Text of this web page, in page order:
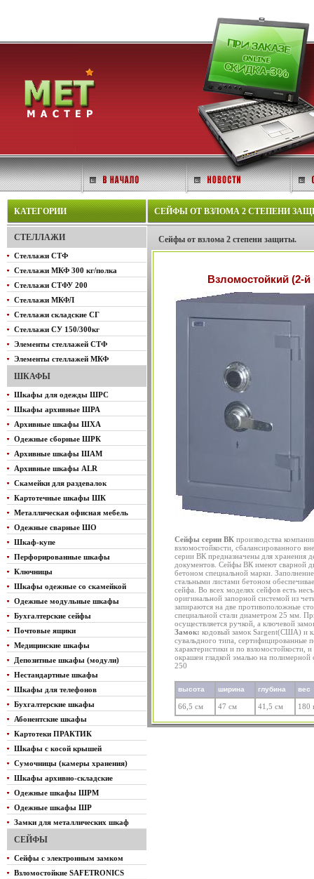
КАТЕГОРИИ
СТЕЛЛАЖИ
Стеллажи СТФ
Стеллажи МКФ 300 кг/полка
Стеллажи СТФУ 200
Стеллажи МКФЛ
Стеллажи складские СГ
Стеллажи СУ 150/300кг
Элементы стеллажей СТФ
Элементы стеллажей МКФ
ШКАФЫ
Шкафы для одежды ШРС
Шкафы архивные ШРА
Архивные шкафы ШХА
Одежные сборные ШРК
Архивные шкафы ШАМ
Архивные шкафы ALR
Скамейки для раздевалок
Картотечные шкафы ШК
Металлическая офисная мебель
Одежные сварные ШО
Шкаф-купе
Перфорированные шкафы
Ключницы
Шкафы одежные со скамейкой
Одежные модульные шкафы
Бухгалтерские сейфы
Почтовые ящики
Медицинские шкафы
Депозитные шкафы (модули)
Нестандартные шкафы
Шкафы для телефонов
Бухгалтерские шкафы
Абонентские шкафы
Картотеки ПРАКТИК
Шкафы с косой крышей
Сумочницы (камеры хранения)
Шкафы архивно-складские
Одежные шкафы ШРМ
Одежные шкафы ШР
Замки для металлических шкаф
СЕЙФЫ
Сейфы с электронным замком
Взломостойкие SAFETRONICS
СЕЙФЫ ОТ ВЗЛОМА 2 СТЕПЕНИ
Сейфы от взлома 2 степени защиты.
Взломостойкий (2-
Сейфы серии ВК производства
взломостойкости, сбалансированного
серии ВК предназначены для хранения
документов. Сейфы ВК имеют сварной
бетоном специальной марки.
стальными листами бетоном
сейфа. Во всех моделях сейфов есть
оригинальной запорной системой из
запираются на две противоположные
специальной стали диаметром 25 мм.
осуществляется ручкой, а ключевой
Замок: кодовый замок Sargent(США) и
сувальдного типа, сертифицированные
характеристики и по взломостойкости,
окрашен гладкой эмалью на
250
высота ширина глубина вес
66,5 см 47 см 41,5 см 180